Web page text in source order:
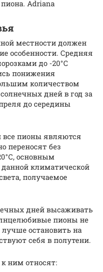
Adriana
местности должен
особенности. Средняя
до -20°С
понижения
количеством
дней в год за
до середины
все пионы являются
переносят без
основным
климатической
получаемое
дней высаживать
пионы не
остановить на
себя в полутени.
ним относят: